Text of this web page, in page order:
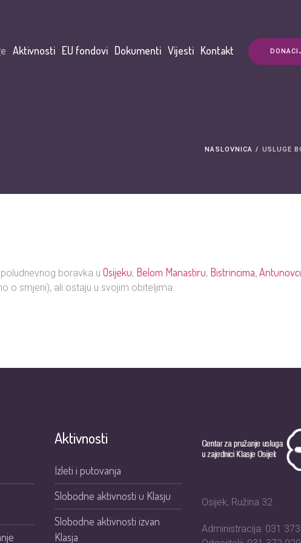
Aktivnosti EU fondovi Dokumenti Vijesti Kontakt
NASLOVNICA / USLUGE
boravka u Osijeku, Belom Manastiru, Bistrincima,
o smjeni), ali ostaju u svojim obiteljima.
Aktivnosti
Izleti i putovanja
Slobodne aktivnosti u Klasju
Slobodne aktivnosti izvan
Klasja
Osijek, Ružina 32
Administracija: 031